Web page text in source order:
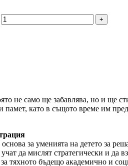
не само ще забавлява, но и ще
памет, като в същото време им
за уменията на детето за
да мислят стратегически и
тяхното бъдещо академично и